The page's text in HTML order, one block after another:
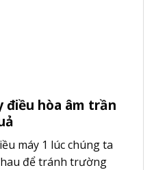
điều hòa âm trần
máy 1 lúc chúng ta
để tránh trường